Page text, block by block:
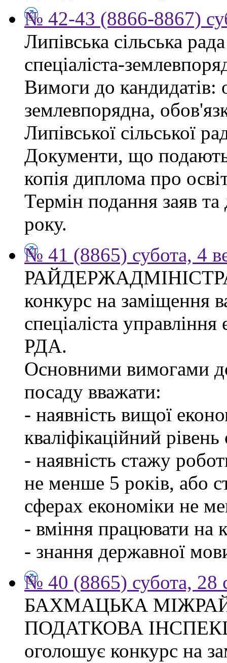
№ 42-43 (8866-8867)
Липівська сільська
спеціаліста-
Вимоги до кандидатів:
землевпорядна,
Липівської сільської
Документи, що
копія диплома про
Термін подання заяв
року.
№ 41 (8865) субота, 4
конкурс на заміщення
спеціаліста
РДА.
Основними вимогами
посаду вважати:
- наявність вищої
кваліфікаційний рівень
- наявність стажу
не менше 5 років, або
сферах економіки не
- вміння працювати на
- знання державної
№ 40 (8865) субота, 28
БАХМАЦЬКА
ПОДАТКОВА
оголошує конкурс на